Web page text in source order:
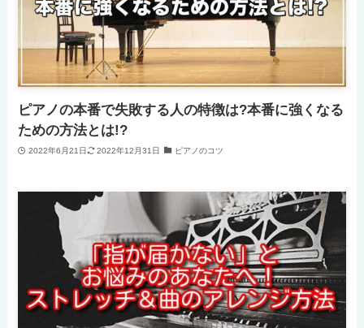
ピアノの本番で失敗する人の特徴は?本番に強くなる
ための方法とは!?
2022年6月21日 2022年12月31日 ピアノのコツ